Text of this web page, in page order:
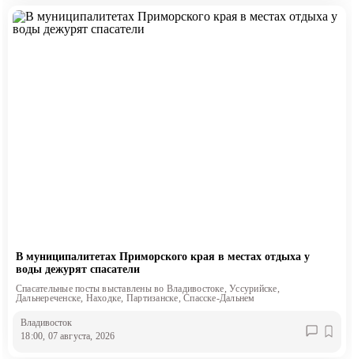
В муниципалитетах Приморского края в местах отдыха у
воды дежурят спасатели
Спасательные посты выставлены во Владивостоке, Уссурийске,
Дальнереченске, Находке, Партизанске, Спасске-Дальнем
Владивосток
18:00, 07 августа, 2026